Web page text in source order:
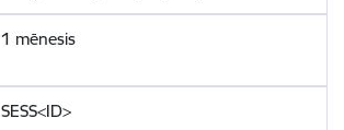
1 mēnesis
SESS<ID>